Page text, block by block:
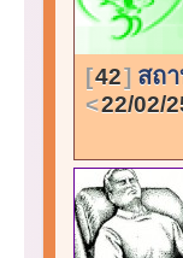
42 สถ
22/02/